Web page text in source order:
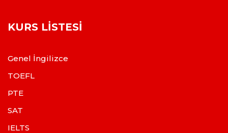
KURS LISTESI
Genel İngilizce
TOEFL
PTE
SAT
IELTS